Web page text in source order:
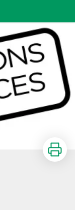
Imprimer